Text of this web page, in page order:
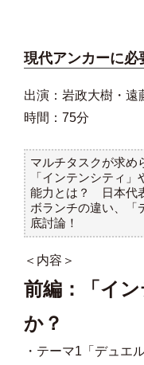
現代アンカーに必
出演：岩政大樹・遠
時間：75分
マルチタスクが求め
「インテンシティ
能力とは？ 日本代
ボランチの違い、
底討論！
＜内容＞
前編：「イ
か？
・テーマ1「デュエ